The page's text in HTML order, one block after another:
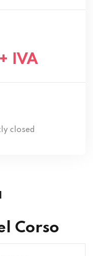
IVA
closed
Corso